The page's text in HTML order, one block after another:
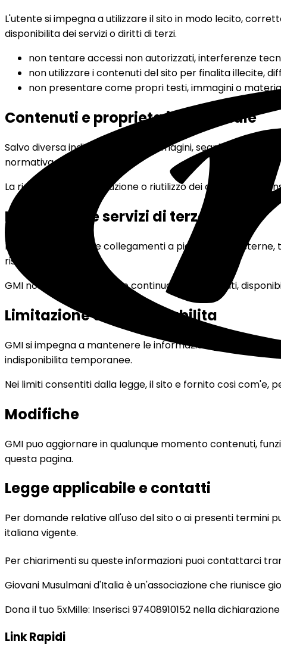
L'utente si impegna a utilizzare il sito in modo lecito,
disponibilita dei servizi o diritti di terzi.
non tentare accessi non autorizzati, interferenze
non utilizzare i contenuti del sito per finalita illecite,
non presentare come propri testi, immagini o
Contenuti e proprieta intellettuale
Salvo diversa indicazione, testi, immagini, segni distintivi,
normativa applicabile.
La riproduzione, distribuzione o riutilizzo dei contenuti e
Link esterni e servizi di terze parti
Il sito puo contenere collegamenti a piattaforme esterne,
rispettivi gestori.
GMI non controlla in modo continuativo contenuti,
Limitazione di responsabilita
GMI si impegna a mantenere le informazioni pubblicate il
indisponibilita temporanee.
Nei limiti consentiti dalla legge, il sito e fornito cosi com'e,
Modifiche
GMI puo aggiornare in qualunque momento contenuti,
questa pagina.
Legge applicabile e contatti
Per domande relative all'uso del sito o ai presenti termini
italiana vigente.
Per chiarimenti su queste informazioni puoi contattarci
Giovani Musulmani d'Italia è un'associazione che riunisce
Dona il tuo 5xMille: Inserisci 97408910152 nella
Link Rapidi